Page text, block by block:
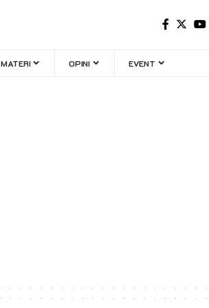
MATERI OPINI EVENT